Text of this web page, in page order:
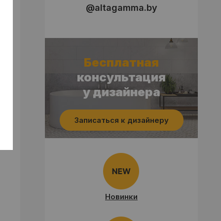
@altagamma.by
Бесплатная
консультация
у дизайнера
Записаться к дизайнеру
Новинки